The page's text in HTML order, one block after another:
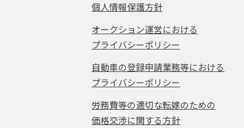
個人情報保護方針
オークション運営における
プライバシーポリシー
自動車の登録申請業務等における
プライバシーポリシー
労務費等の適切な転嫁のための
価格交渉に関する方針